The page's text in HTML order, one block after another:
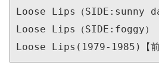
Loose Lips（SIDE:sunny
Loose Lips（SIDE:foggy）【
Loose Lips(1979-1985)【前